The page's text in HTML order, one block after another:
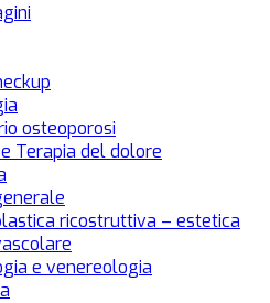
osteoporosi
Terapia del dolore
ricostruttiva – estetica
e venereologia